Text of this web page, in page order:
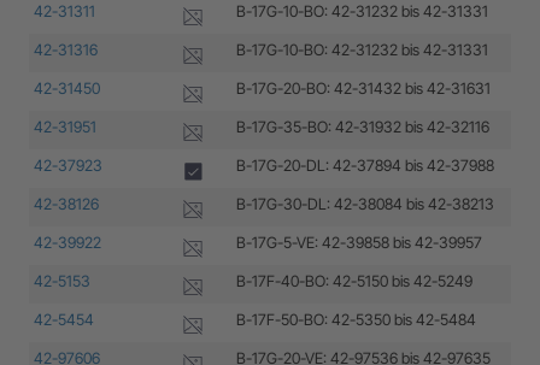
42-31311 B-17G-10-BO: 42-31232 bis 42-31331
42-31316 B-17G-10-BO: 42-31232 bis 42-31331
42-31450 B-17G-20-BO: 42-31432 bis 42-31631
42-31951 B-17G-35-BO: 42-31932 bis 42-32116
42-37923 B-17G-20-DL: 42-37894 bis 42-37988
42-38126 B-17G-30-DL: 42-38084 bis 42-38213
42-39922 B-17G-5-VE: 42-39858 bis 42-39957
42-5153 B-17F-40-BO: 42-5150 bis 42-5249
42-5454 B-17F-50-BO: 42-5350 bis 42-5484
42-97606 B-17G-20-VE: 42-97536 bis 42-97635